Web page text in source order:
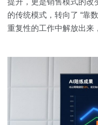
的传统模式，转向了 “靠
重复性的工作中解放出来